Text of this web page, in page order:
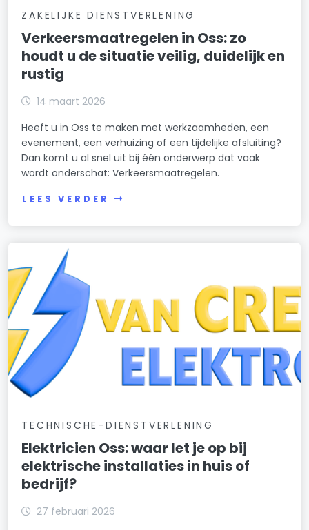
ZAKELIJKE DIENSTVERLENING
Verkeersmaatregelen in Oss: zo
houdt u de situatie veilig, duidelijk en
rustig
14 maart 2026
Heeft u in Oss te maken met werkzaamheden, een
evenement, een verhuizing of een tijdelijke afsluiting?
Dan komt u al snel uit bij één onderwerp dat vaak
wordt onderschat: Verkeersmaatregelen.
LEES VERDER
TECHNISCHE-DIENSTVERLENING
Elektricien Oss: waar let je op bij
elektrische installaties in huis of
bedrijf?
27 februari 2026